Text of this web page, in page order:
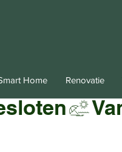
Home Renovatie